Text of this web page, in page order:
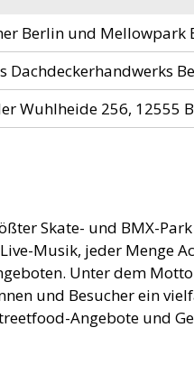
Berlin und Mellowpark
Dachdeckerhandwerks
Wuhlheide 256, 12555
Skate- und BMX-
Musik, jeder Menge
Unter dem
und Besucher ein
Angebote und